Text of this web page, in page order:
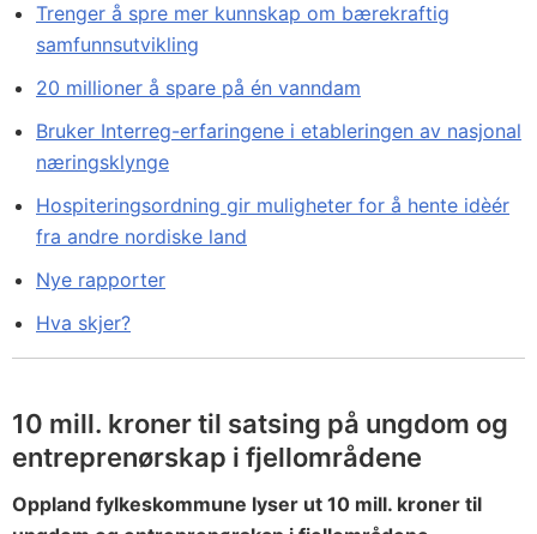
Trenger å spre mer kunnskap om bærekraftig
samfunnsutvikling
20 millioner å spare på én vanndam
Bruker Interreg-erfaringene i etableringen av nasjonal
næringsklynge
Hospiteringsordning gir muligheter for å hente idèér
fra andre nordiske land
Nye rapporter
Hva skjer?
10 mill. kroner til satsing på ungdom og
entreprenørskap i fjellområdene
Oppland fylkeskommune lyser ut 10 mill. kroner til